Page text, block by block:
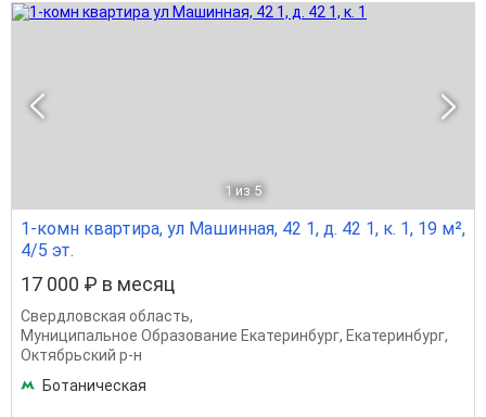
1 из 5
1-комн квартира, ул Машинная, 42 1, д. 42 1, к. 1, 19 м²,
4/5 эт.
17 000 ₽ в месяц
Свердловская область,
Муниципальное Образование Екатеринбург, Екатеринбург,
Октябрьский р-н
Ботаническая